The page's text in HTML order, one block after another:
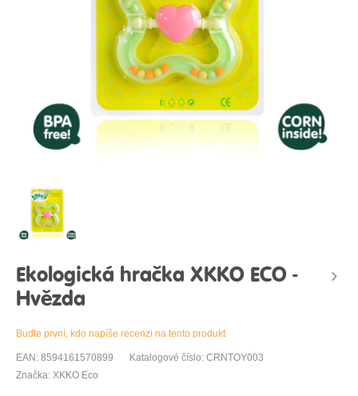
Ekologická hračka XKKO ECO -
Hvězda
Buďte první, kdo napíše recenzi na tento produkt
EAN: 8594161570899
Katalogové číslo: CRNTOY003
Značka: XKKO Eco